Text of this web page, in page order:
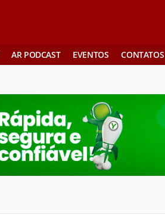
AR PODCAST EVENTOS CONTATOS